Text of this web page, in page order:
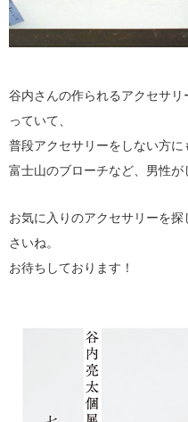
谷内さんの作られるアクセサ
っていて、
普段アクセサリーをしない方に
富士山のブローチなど、男性が
お気に入りのアクセサリーを
さいね。
お待ちしております！